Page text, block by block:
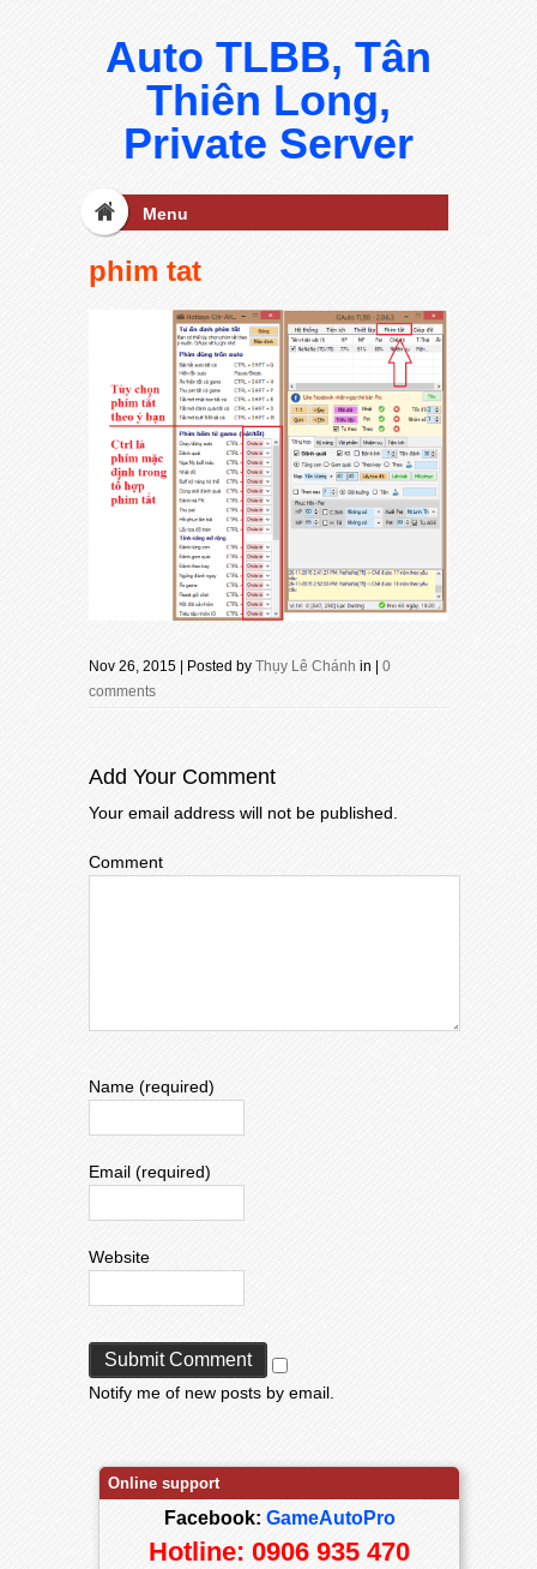
Auto TLBB, Tân
Thiên Long,
Private Server
Menu
phim tat
Nov 26, 2015 | Posted by Thụy Lê Chánh in | 0
comments
Add Your Comment
Your email address will not be published.
Comment
Name (required)
Email (required)
Website
Notify me of new posts by email.
Online support
Facebook: GameAutoPro
Hotline: 0906 935 470